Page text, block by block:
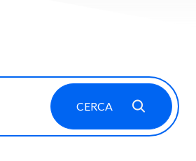
CERCA